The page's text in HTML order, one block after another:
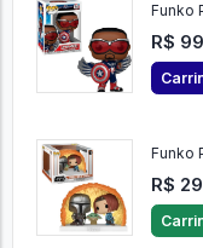
Funko
R$
Funko
R$